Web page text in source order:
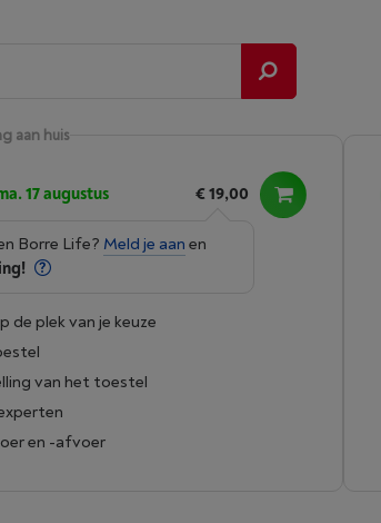
aan huis
17 augustus € 19,00
Borre Life? Meld je aan en
de plek van je keuze
van het toestel
en -afvoer